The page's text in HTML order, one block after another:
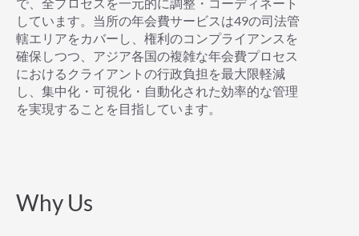
しています。当所の年会費サービスは49の司法管
轄エリアをカバーし、権利のコンプライアンスを
確保しつつ、アジア各国の複雑な年会費プロセス
におけるクライアントの行政負担を最大限軽減
し、集中化・可視化・自動化された効率的な管理
を実現することを目指しています。
Why Us